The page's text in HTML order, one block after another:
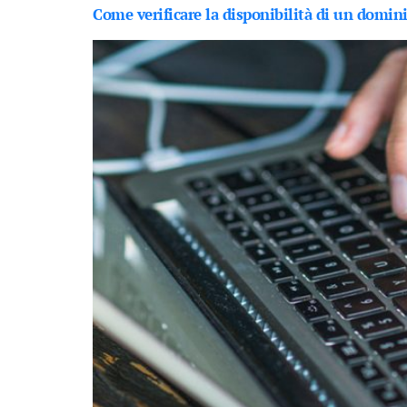
Come verificare la disponibilità di un